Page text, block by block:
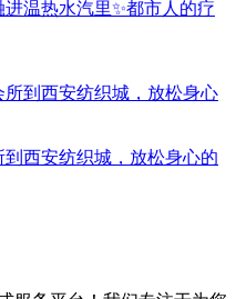
温热水汽里✨都市人的疗
西安纺织城，放松身心的